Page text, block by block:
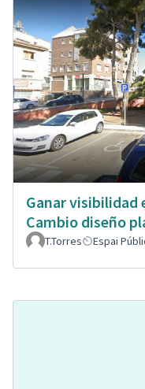
Ganar visibilidad
Cambio diseño
T.Torres Espai